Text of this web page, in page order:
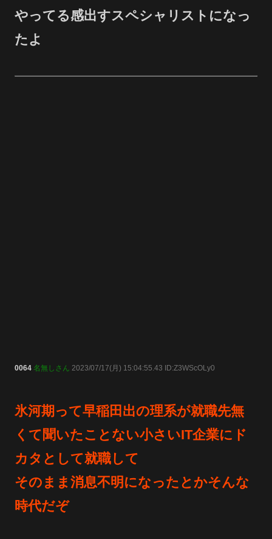
やってる感出すスペシャリストになっ
たよ
0064 名無しさん 2023/07/17(月) 15:04:55.43 ID:Z3WScOLy0
氷河期って早稲田出の理系が就職先無
くて聞いたことない小さいIT企業にド
カタとして就職して
そのまま消息不明になったとかそんな
時代だぞ